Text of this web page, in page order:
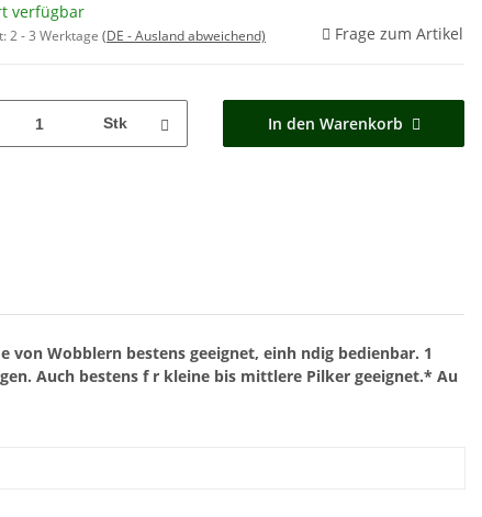
verfügbar
2 - 3 Werktage (DE - Ausland abweichend) Frage zum Artikel
Stk In den Warenkorb
von Wobblern bestens geeignet, einh ndig bedienbar. 1
Auch bestens f r kleine bis mittlere Pilker geeignet.* Au